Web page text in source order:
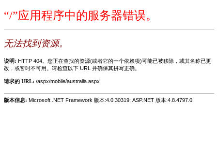
“/”应用程序中的服务器错误。
无法找到资源。
说明: HTTP 404。您正在查找的资源(或者它的一个依赖项)可能已被移除，或其名称已更
改，或暂时不可用。请检查以下 URL 并确保其拼写正确。
请求的 URL: /aspx/mobile/australia.aspx
版本信息: Microsoft .NET Framework 版本:4.0.30319; ASP.NET 版本:4.8.4797.0